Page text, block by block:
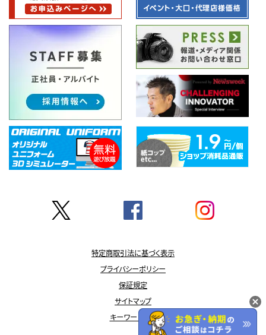
特定商取引法に基づく表示
プライバシーポリシー
保証規定
サイトマップ
キーワード一覧